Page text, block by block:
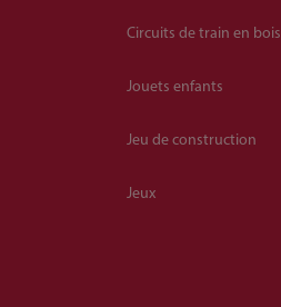
Circuits de train en bois
Jouets enfants
Jeu de construction
Jeux